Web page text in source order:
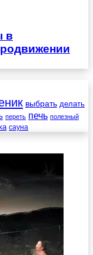
в
выбрать делать
переть печь полезный
сауна